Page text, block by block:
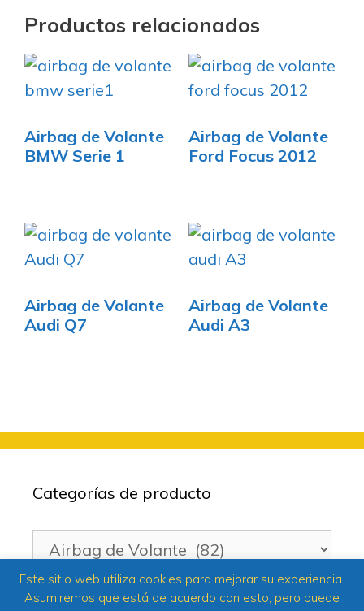
Productos relacionados
Airbag de Volante
BMW Serie 1
Airbag de Volante
Ford Focus 2012
Airbag de Volante
Audi Q7
Airbag de Volante
Audi A3
Categorías de producto
Este sitio web utiliza cookies para mejorar su experiencia.
Asumiremos que está de acuerdo con esto, pero puede